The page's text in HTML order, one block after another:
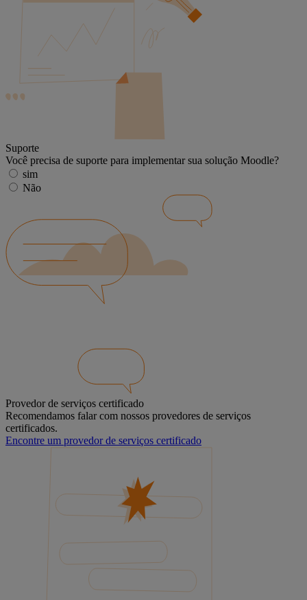
Suporte
Você precisa de suporte para implementar sua solução Moodle?
sim
Não
Provedor de serviços certificado
Recomendamos falar com nossos provedores de serviços
certificados.
Encontre um provedor de serviços certificado